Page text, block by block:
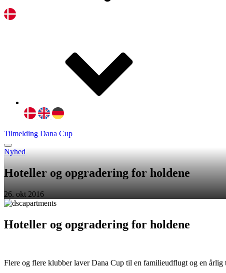
Tilmelding Dana Cup
Nyhed
Hoteller og opgradering for holdene
26. okt 2016
Hoteller og opgradering for holdene
Flere og flere klubber laver Dana Cup til en familieudflugt og en